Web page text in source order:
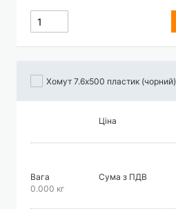
Хомут 7.6х500 пластик (чорний)
Ціна
Вага
0.000 кг
Сума з ПДВ